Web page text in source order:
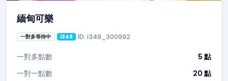
緬甸可樂
一對多等待中 i349 ID: i349_300992
一對多點數
5 點
一對一點數
20 點